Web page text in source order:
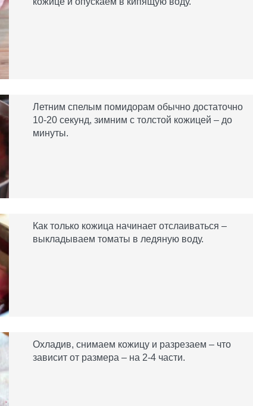
Летним спелым помидорам обычно достаточно
10-20 секунд, зимним с толстой кожицей – до
минуты.
Как только кожица начинает отслаиваться –
выкладываем томаты в ледяную воду.
Охладив, снимаем кожицу и разрезаем – что
зависит от размера – на 2-4 части.